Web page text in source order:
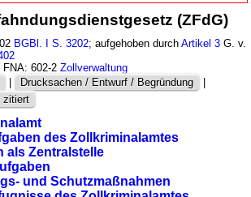
(ZFdG)
BGBl. I S. 3202; aufgehoben durchArtikel 3 G. v.
FNA: 602-2Zollverwaltung
| Drucksachen / Entwurf / Begründung
|
zitiert
des Zollkriminalamtes
als Zentralstelle
und Schutzmaßnahmen